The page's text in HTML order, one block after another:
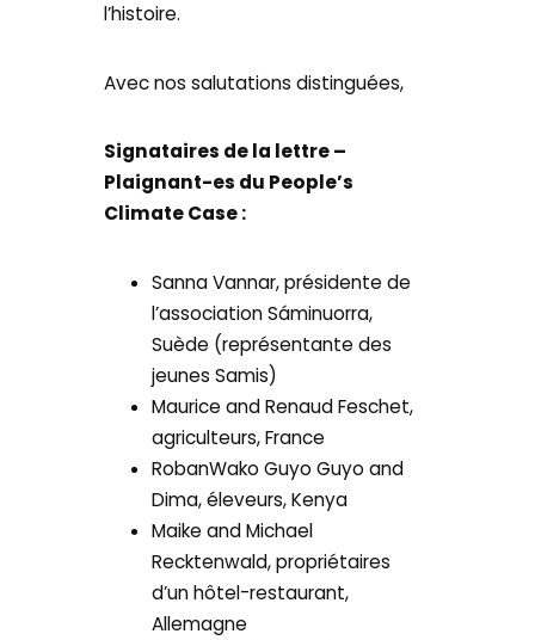
l’histoire.
Avec nos salutations distinguées,
Signataires de la lettre –
Plaignant-es du People’s
Climate Case :
Sanna Vannar, présidente de
l’association Sáminuorra,
Suède (représentante des
jeunes Samis)
Maurice and Renaud Feschet,
agriculteurs, France
RobanWako Guyo Guyo and
Dima, éleveurs, Kenya
Maike and Michael
Recktenwald, propriétaires
d’un hôtel-restaurant,
Allemagne